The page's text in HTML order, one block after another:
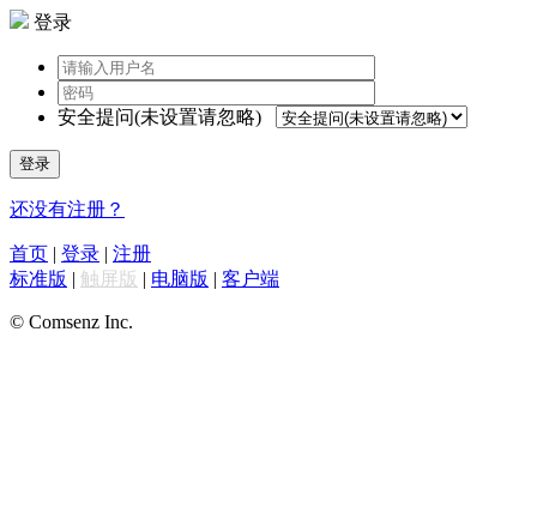
登录
安全提问(未设置请忽略)
登录
还没有注册？
首页 | 登录 | 注册
标准版 | 触屏版 | 电脑版 | 客户端
© Comsenz Inc.